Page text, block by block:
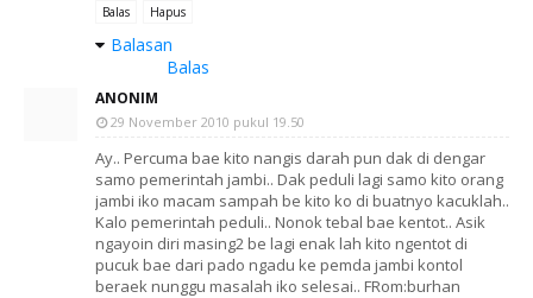
Balas Hapus
Balasan
Balas
ANONIM
29 November 2010 pukul 19.50
Ay.. Percuma bae kito nangis darah pun dak di dengar
samo pemerintah jambi.. Dak peduli lagi samo kito orang
jambi iko macam sampah be kito ko di buatnyo kacuklah..
Kalo pemerintah peduli.. Nonok tebal bae kentot.. Asik
ngayoin diri masing2 be lagi enak lah kito ngentot di
pucuk bae dari pado ngadu ke pemda jambi kontol
beraek nunggu masalah iko selesai.. FRom:burhan